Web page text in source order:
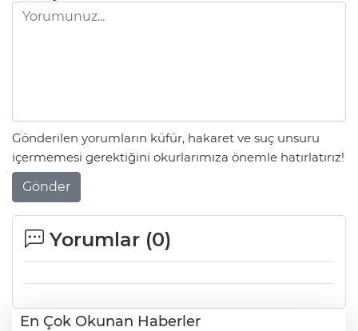
Gönderilen yorumların küfür, hakaret ve suç unsuru
içermemesi gerektiğini okurlarımıza önemle hatırlatırız!
Gönder
Yorumlar (0)
En Çok Okunan Haberler